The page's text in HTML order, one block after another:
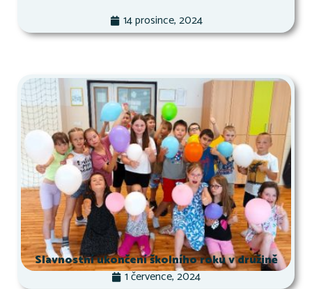
14 prosince, 2024
Slavnostní ukončení školního roku v družině
1 července, 2024